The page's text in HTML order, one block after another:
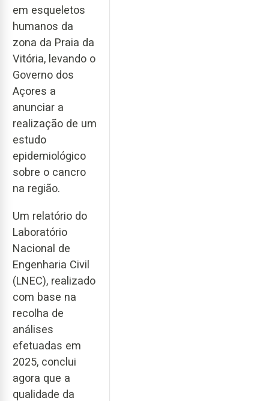
em esqueletos
humanos da
zona da Praia da
Vitória, levando o
Governo dos
Açores a
anunciar a
realização de um
estudo
epidemiológico
sobre o cancro
na região.
Um relatório do
Laboratório
Nacional de
Engenharia Civil
(LNEC), realizado
com base na
recolha de
análises
efetuadas em
2025, conclui
agora que a
qualidade da